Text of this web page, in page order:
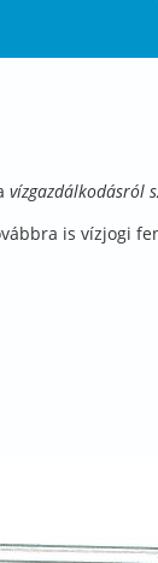
vízgazdálkodásról
is vízjogi